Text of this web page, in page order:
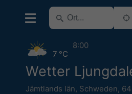
Wetter
Jämtlands län, Schweden,
7 °C
8:00